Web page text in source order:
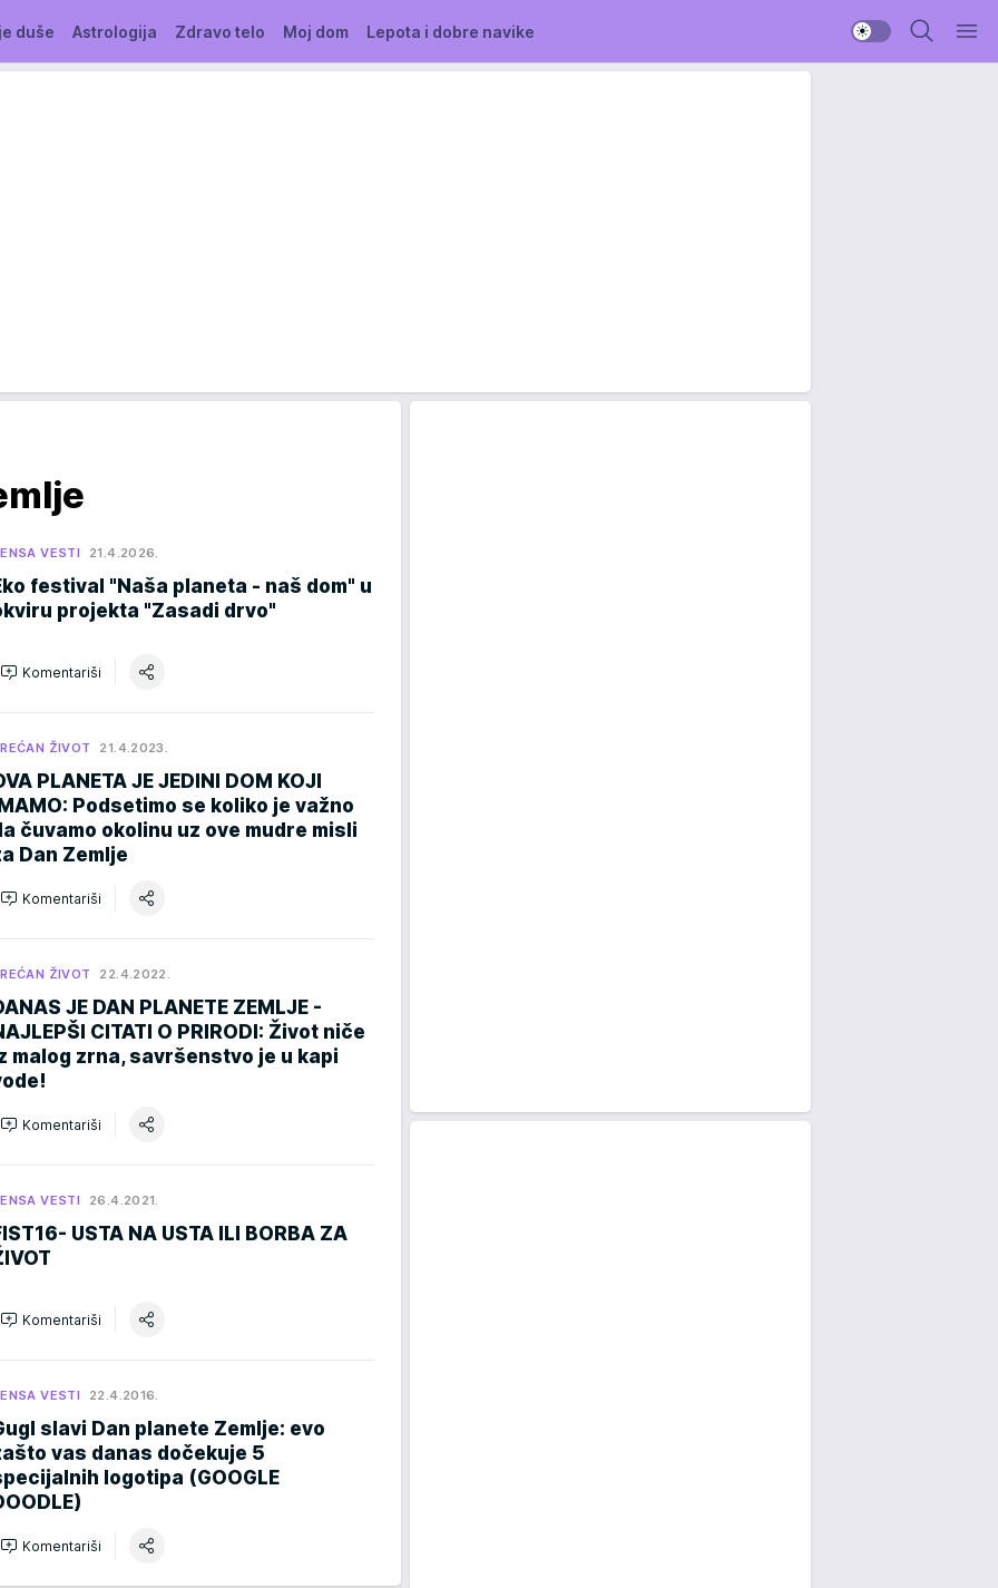
duše Astrologija Zdravo telo Moj dom Lepota i dobre navike
VESTI 21.4.2026.
festival "Naša planeta - naš dom" u
projekta "Zasadi drvo"
Komentariši
ŽIVOT 21.4.2023.
PLANETA JE JEDINI DOM KOJI
Podsetimo se koliko je važno
čuvamo okolinu uz ove mudre misli
Dan Zemlje
Komentariši
ŽIVOT 22.4.2022.
JE DAN PLANETE ZEMLJE -
CITATI O PRIRODI: Život niče
malog zrna, savršenstvo je u kapi
Komentariši
VESTI 26.4.2021.
USTA NA USTA ILI BORBA ZA
Komentariši
VESTI 22.4.2016.
slavi Dan planete Zemlje: evo
vas danas dočekuje 5
logotipa (GOOGLE
Komentariši